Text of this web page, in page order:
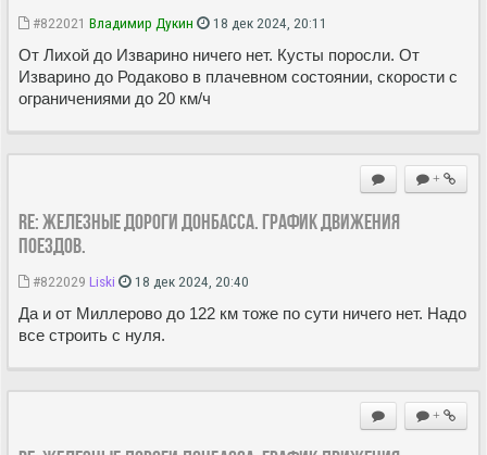
#822021 Владимир Дукин 18 дек 2024, 20:11
От Лихой до Изварино ничего нет. Кусты поросли. От
Изварино до Родаково в плачевном состоянии, скорости с
ограничениями до 20 км/ч
+
Re: Железные дороги Донбасса. График движения
поездов.
#822029 Liski 18 дек 2024, 20:40
Да и от Миллерово до 122 км тоже по сути ничего нет. Надо
все строить с нуля.
+